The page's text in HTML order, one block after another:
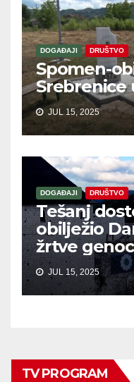
DOGAĐAJI DRUŠTVO
Spomen-
Srebrenice
JUL 15, 2025
DOGAĐAJI DRUŠTVO
Tešanj
obilježio
žrtve
JUL 15, 2025
TV PROGRAM